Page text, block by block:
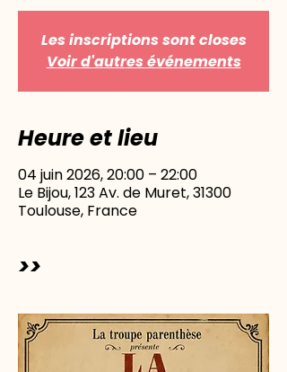
Les inscriptions sont closes
Voir d'autres événements
Heure et lieu
04 juin 2026, 20:00 – 22:00
Le Bijou, 123 Av. de Muret, 31300
Toulouse, France
>>